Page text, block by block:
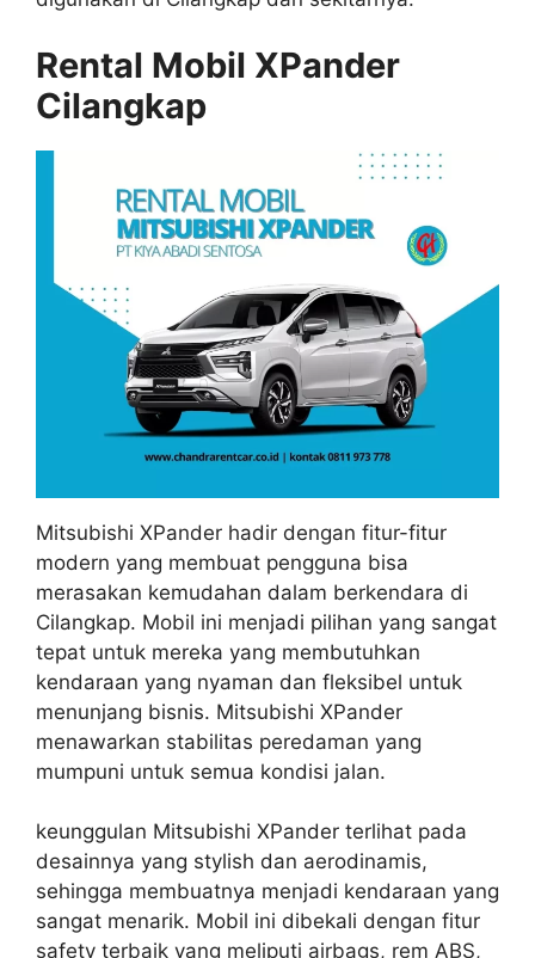
Rental Mobil XPander
Cilangkap
Mitsubishi XPander hadir dengan fitur-fitur
modern yang membuat pengguna bisa
merasakan kemudahan dalam berkendara di
Cilangkap. Mobil ini menjadi pilihan yang sangat
tepat untuk mereka yang membutuhkan
kendaraan yang nyaman dan fleksibel untuk
menunjang bisnis. Mitsubishi XPander
menawarkan stabilitas peredaman yang
mumpuni untuk semua kondisi jalan.
keunggulan Mitsubishi XPander terlihat pada
desainnya yang stylish dan aerodinamis,
sehingga membuatnya menjadi kendaraan yang
sangat menarik. Mobil ini dibekali dengan fitur
safety terbaik yang meliputi airbags, rem ABS,